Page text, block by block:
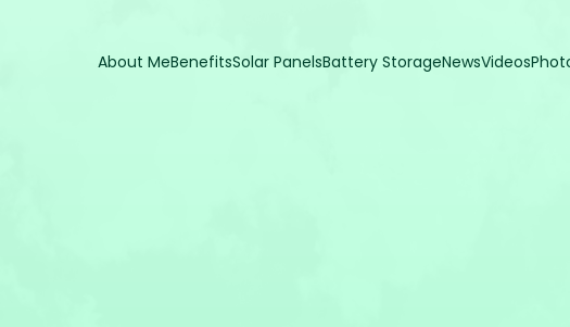
About MeBenefitsSolar PanelsBattery StorageNewsVideos